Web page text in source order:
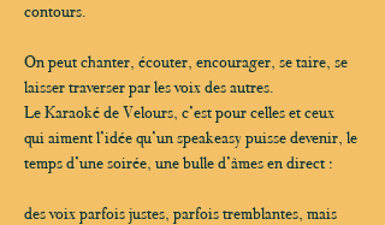
contours.
On peut chanter, écouter, encourager, se taire, se
laisser traverser par les voix des autres.
Le Karaoké de Velours, c’est pour celles et ceux
qui aiment l’idée qu’un speakeasy puisse devenir, le
temps d’une soirée, une bulle d’âmes en direct :
des voix parfois justes, parfois tremblantes, mais